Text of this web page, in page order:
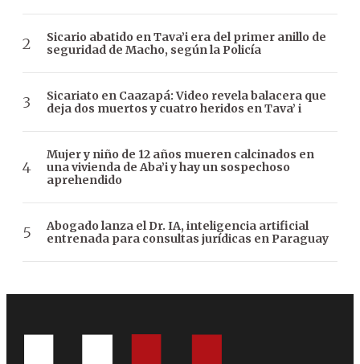
Sicario abatido en Tava’i era del primer anillo de
seguridad de Macho, según la Policía
Sicariato en Caazapá: Video revela balacera que
deja dos muertos y cuatro heridos en Tava’ i
Mujer y niño de 12 años mueren calcinados en
una vivienda de Aba’i y hay un sospechoso
aprehendido
Abogado lanza el Dr. IA, inteligencia artificial
entrenada para consultas jurídicas en Paraguay